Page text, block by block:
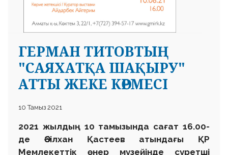
ГЕРМАН ТИТОВТЫҢ
"САЯХАТҚА ШАҚЫРУ"
АТТЫ ЖЕКЕ КӨРМЕСІ
10 Тамыз 2021
2021 жылдың 10 тамызында сағат 16.00-
де Әбілхан Қастеев атындағы ҚР
Мемлекеттік өнер музейінде суретші